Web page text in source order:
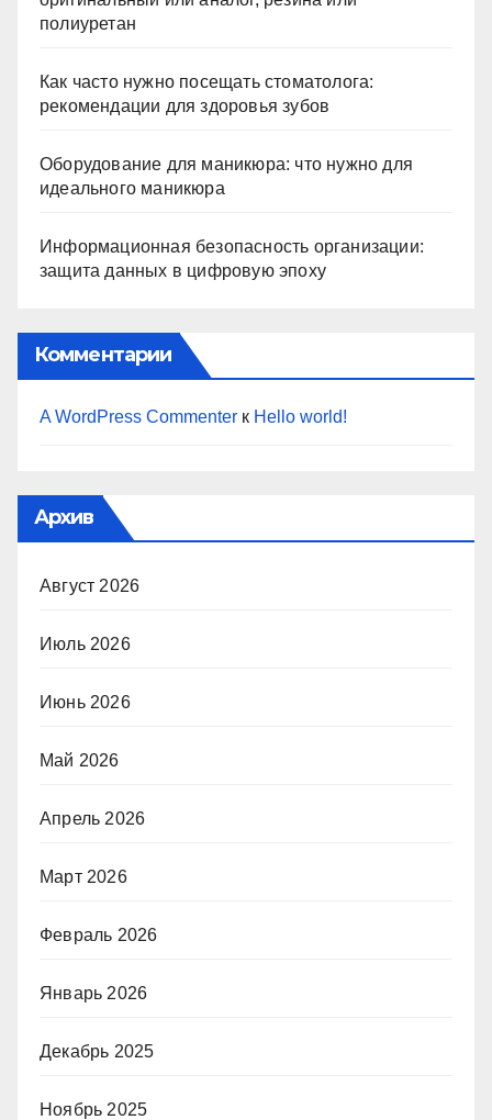
полиуретан
Как часто нужно посещать стоматолога:
рекомендации для здоровья зубов
Оборудование для маникюра: что нужно для
идеального маникюра
Информационная безопасность организации:
защита данных в цифровую эпоху
Комментарии
A WordPress Commenter к Hello world!
Архив
Август 2026
Июль 2026
Июнь 2026
Май 2026
Апрель 2026
Март 2026
Февраль 2026
Январь 2026
Декабрь 2025
Ноябрь 2025